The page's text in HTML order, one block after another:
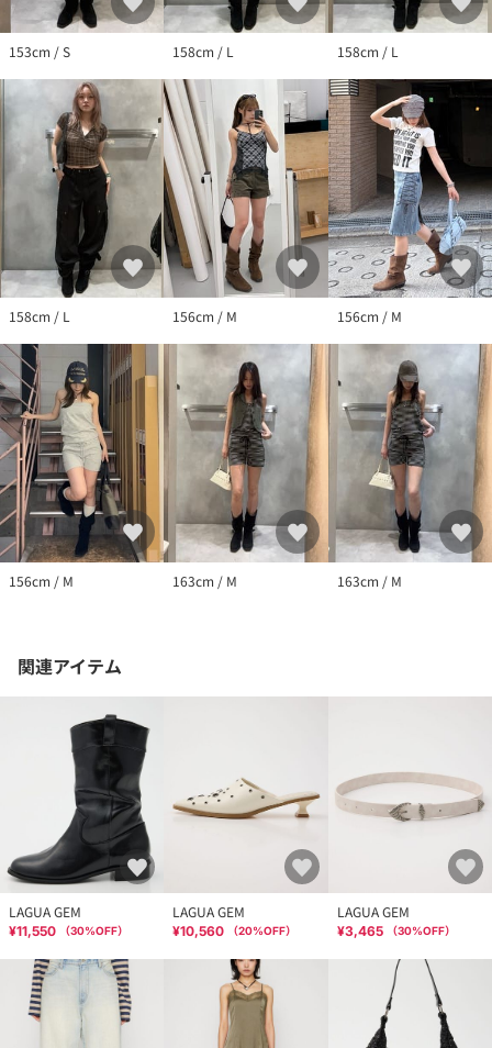
153cm / S 158cm / L 158cm / L
158cm / L 156cm / M 156cm / M
156cm / M 163cm / M 163cm / M
関連アイテム
LAGUA GEM
¥11,550 （30%OFF）
LAGUA GEM
¥10,560 （20%OFF）
LAGUA GEM
¥3,465 （30%OFF）